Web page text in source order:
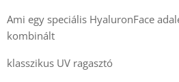
Ami egy speciális HyaluronFace
kombinált
klasszikus UV ragasztó